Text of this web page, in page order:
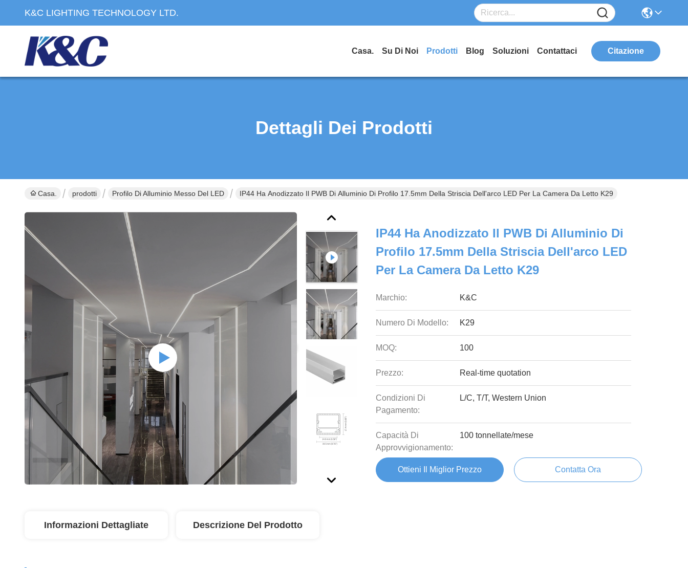
K&C LIGHTING TECHNOLOGY LTD.
Casa. Su Di Noi Prodotti Blog Soluzioni Contattaci Citazione
Dettagli Dei Prodotti
Casa. prodotti Profilo Di Alluminio Messo Del LED IP44 Ha Anodizzato Il PWB Di Alluminio Di Profilo 17.5mm Della Striscia Dell'arco LED Per La Camera Da Letto K29
IP44 Ha Anodizzato Il PWB Di Alluminio Di
Profilo 17.5mm Della Striscia Dell'arco LED
Per La Camera Da Letto K29
Marchio: K&C
Numero Di Modello: K29
MOQ: 100
Prezzo: Real-time quotation
Condizioni Di
Pagamento:
L/C, T/T, Western Union
Capacità Di
Approvvigionamento:
100 tonnellate/mese
Ottieni Il Miglior Prezzo Contatta Ora
Informazioni Dettagliate Descrizione Del Prodotto